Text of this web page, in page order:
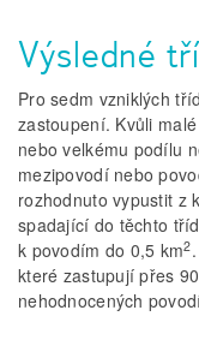
Výsledné
Pro sedm vzniklých
zastoupení. Kvůli
nebo velkému podílu
mezipovodí nebo
rozhodnuto vypustit z
spadající do těchto
k povodím do 0,5 km2
které zastupují přes
nehodnocených